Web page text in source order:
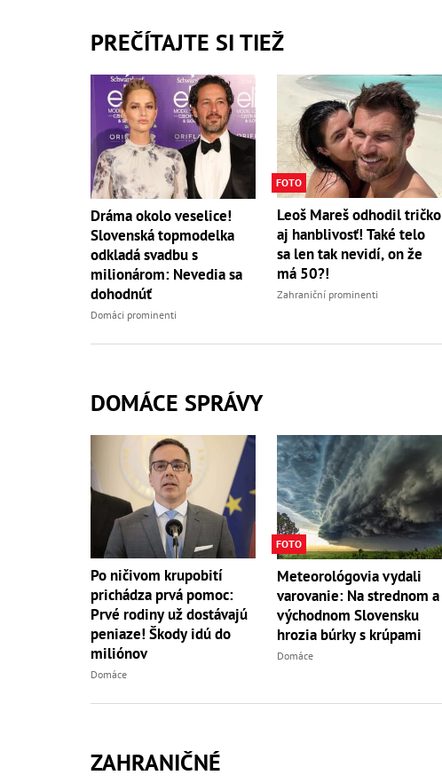
PREČÍTAJTE SI TIEŽ
Dráma okolo veselice!
Slovenská topmodelka
odkladá svadbu s
milionárom: Nevedia sa
dohodnúť
Domáci prominenti
FOTO
Leoš Mareš odhodil tričko
aj hanblivosť! Také telo
sa len tak nevidí, on že
má 50?!
Zahraniční prominenti
DOMÁCE SPRÁVY
Po ničivom krupobití
prichádza prvá pomoc:
Prvé rodiny už dostávajú
peniaze! Škody idú do
miliónov
Domáce
FOTO
Meteorológovia vydali
varovanie: Na strednom a
východnom Slovensku
hrozia búrky s krúpami
Domáce
ZAHRANIČNÉ